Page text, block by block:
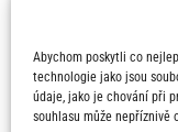
Abychom poskytli co
technologie jako jsou
údaje, jako je chování při
souhlasu může